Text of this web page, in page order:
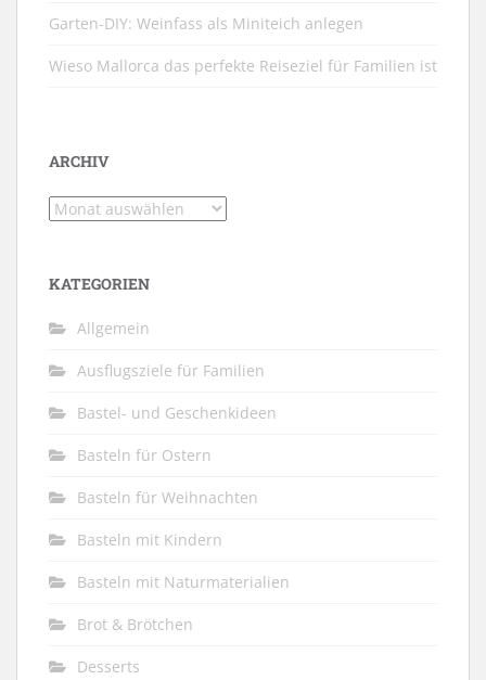
Garten-DIY: Weinfass als Miniteich anlegen
Wieso Mallorca das perfekte Reiseziel für Familien ist
ARCHIV
Archiv
KATEGORIEN
Allgemein
Ausflugsziele für Familien
Bastel- und Geschenkideen
Basteln für Ostern
Basteln für Weihnachten
Basteln mit Kindern
Basteln mit Naturmaterialien
Brot & Brötchen
Desserts